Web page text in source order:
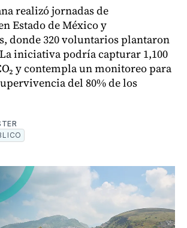
realizó jornadas de
Estado de México y
donde 320 voluntarios plantaron
iniciativa podría capturar 1,100
y contempla un monitoreo para
del 80% de los